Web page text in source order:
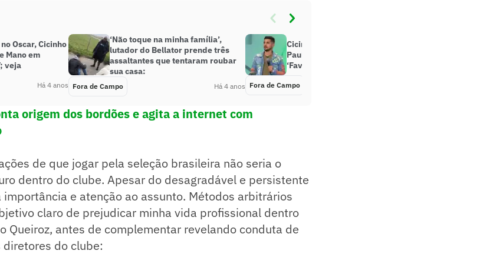
Oscar, Cicinho
Mano em
veja
Há 4 anos
‘Não toque na minha família’,
lutador do Bellator prende três
assaltantes que tentaram roubar
sua casa:
Fora de Campo Há 4 anos
Cicinho aposta em título do São
Paulo contra o Palmeiras:
‘Favoritaço’
Fora de Campo
origem dos bordões e agita a internet com
de que jogar pela seleção brasileira não seria o
dentro do clube. Apesar do desagradável e persistente
e atenção ao assunto. Métodos arbitrários
claro de prejudicar minha vida profissional dentro
Queiroz, antes de complementar revelando conduta de
do clube: